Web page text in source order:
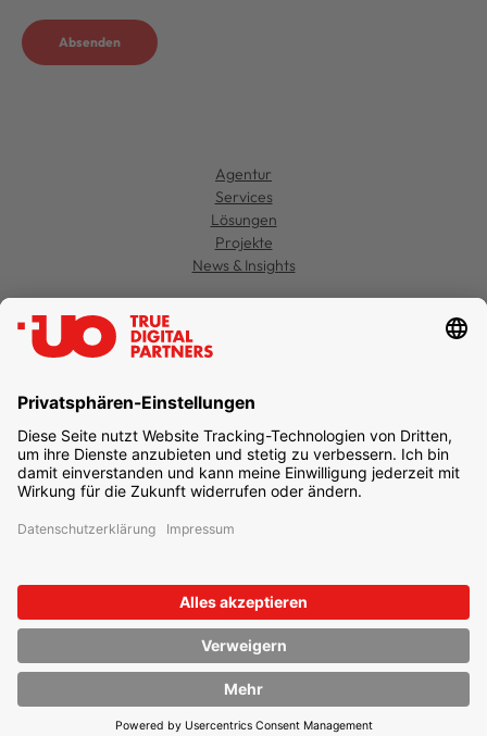
Absenden
Agentur
Services
Lösungen
Projekte
News & Insights
Datenschutz
Einstellungen
Impressum
Newsletter abonnieren
UO TRUE DIGITAL PARTNERS
44269 Dortmund
T+49 231 477 379-100
info@unternehmen.online